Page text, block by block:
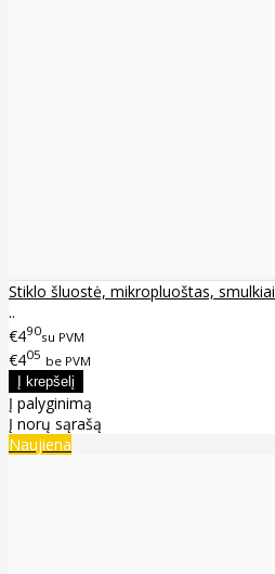
Stiklo šluostė, mikropluoštas,
..
€490su PVM
€405 be PVM
Į palyginimą
Į norų sąrašą
Naujiena